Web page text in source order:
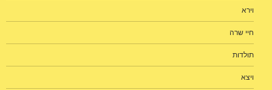
וירא
חיי שרה
תולדות
ויצא